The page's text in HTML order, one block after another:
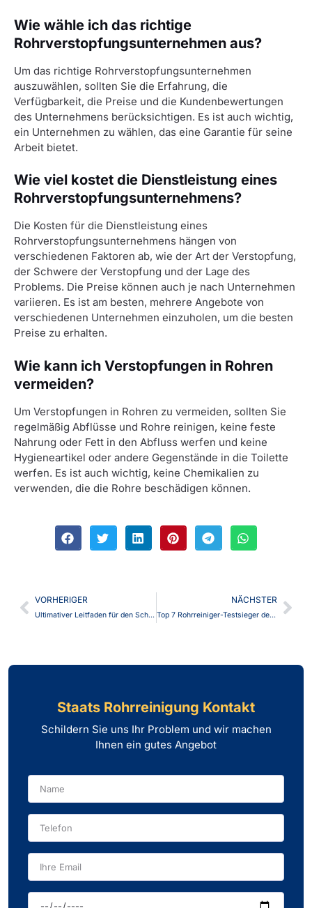
Wie wähle ich das richtige
Rohrverstopfungsunternehmen aus?
Um das richtige Rohrverstopfungsunternehmen
auszuwählen, sollten Sie die Erfahrung, die
Verfügbarkeit, die Preise und die Kundenbewertungen
des Unternehmens berücksichtigen. Es ist auch wichtig,
ein Unternehmen zu wählen, das eine Garantie für seine
Arbeit bietet.
Wie viel kostet die Dienstleistung eines
Rohrverstopfungsunternehmens?
Die Kosten für die Dienstleistung eines
Rohrverstopfungsunternehmens hängen von
verschiedenen Faktoren ab, wie der Art der Verstopfung,
der Schwere der Verstopfung und der Lage des
Problems. Die Preise können auch je nach Unternehmen
variieren. Es ist am besten, mehrere Angebote von
verschiedenen Unternehmen einzuholen, um die besten
Preise zu erhalten.
Wie kann ich Verstopfungen in Rohren
vermeiden?
Um Verstopfungen in Rohren zu vermeiden, sollten Sie
regelmäßig Abflüsse und Rohre reinigen, keine feste
Nahrung oder Fett in den Abfluss werfen und keine
Hygieneartikel oder andere Gegenstände in die Toilette
werfen. Es ist auch wichtig, keine Chemikalien zu
verwenden, die die Rohre beschädigen können.
VORHERIGER
Ultimativer Leitfaden für den Schutz vor Rückstau im Keller: Tipps zur Installation
NÄCHSTER
Top 7 Rohrreiniger-Testsieger des Jahres
Staats Rohrreinigung Kontakt
Schildern Sie uns Ihr Problem und wir machen
Ihnen ein gutes Angebot